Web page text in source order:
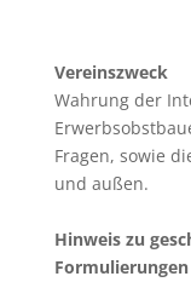
Vereinszweck
Wahrung der
Fragen, sowie
und außen.
Hinweis zu
Formulierungen